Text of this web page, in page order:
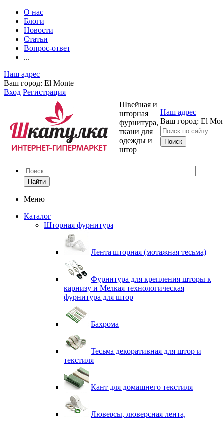
О нас
Блоги
Новости
Статьи
Вопрос-ответ
...
Наш адрес
Ваш город: El Monte
Вход Регистрация
Швейная и
шторная
фурнитура,
ткани для
одежды и
штор
Наш адрес
Ваш город: El
Найти
Меню
Каталог
Шторная фурнитура
Лента шторная (мотажная тесьма)
Фурнитура для крепления шторы к
карнизу и Мелкая технологическая
фурнитура для штор
Бахрома
Тесьма декоративная для штор и
текстиля
Кант для домашнего текстиля
Люверсы, люверсная лента,